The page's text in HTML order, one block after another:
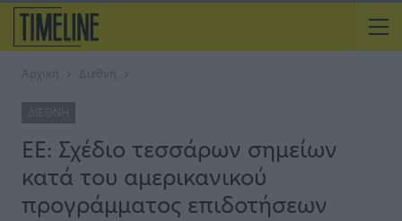
Αρχική Διεθνή
ΔΙΕΘΝΉ
ΕΕ: Σχέδιο τεσσάρων σημείων
κατά του αμερικανικού
προγράμματος επιδοτήσεων